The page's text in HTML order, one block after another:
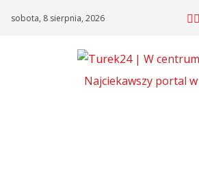
sobota, 8 sierpnia, 2026
Najciekawszy portal